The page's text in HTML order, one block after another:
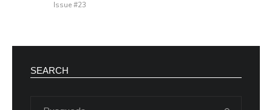
Issue #23
SEARCH